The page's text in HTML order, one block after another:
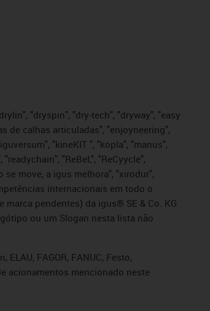
"dryspin", "dry-tech", "dryway", "easy
de calhas articuladas", "enjoyneering",
"kineKIT ", "kopla", "manus",
"ReBeL", "ReCyycle",
move, a igus melhora", "xirodur",
internacionais em todo o
pendentes) da igus® SE & Co. KG
ou um Slogan nesta lista não
FAGOR, FANUC, Festo,
acionamentos mencionado neste